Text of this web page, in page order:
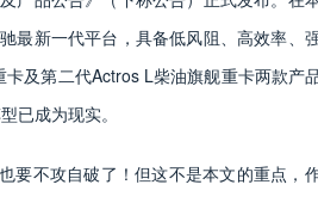
最新一代平台，具备低风阻、高效率、
及第二代Actros L柴油旗舰重卡两款产
已成为现实。
要不攻自破了！但这不是本文的重点，